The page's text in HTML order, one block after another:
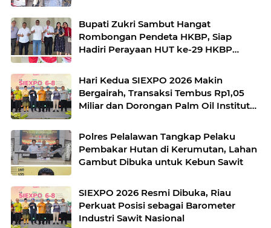
Bupati Zukri Sambut Hangat
Rombongan Pendeta HKBP, Siap
Hadiri Perayaan HUT ke-29 HKBP
Hari Kedua SIEXPO 2026 Makin
Bergairah, Transaksi Tembus Rp1,05
Miliar dan Dorongan Palm Oil Institute
Polres Pelalawan Tangkap Pelaku
Pembakar Hutan di Kerumutan, Lahan
Gambut Dibuka untuk Kebun Sawit
SIEXPO 2026 Resmi Dibuka, Riau
Perkuat Posisi sebagai Barometer
Industri Sawit Nasional